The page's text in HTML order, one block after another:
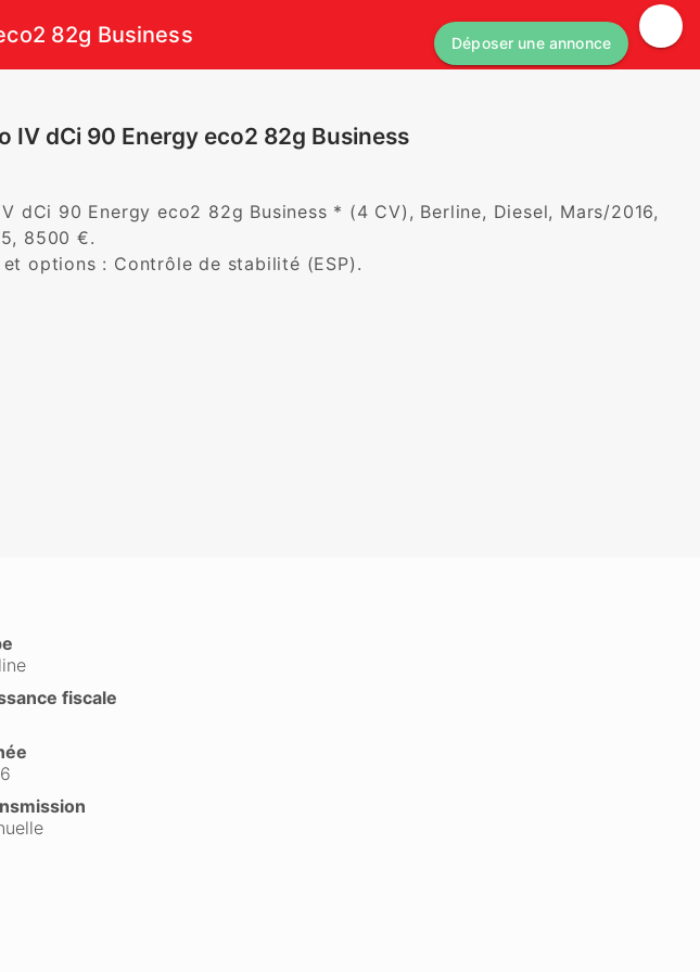
82g Business Déposer une annonce
IV dCi 90 Energy eco2 82g Business
dCi 90 Energy eco2 82g Business * (4 CV), Berline, Diesel, Mars/2016,
8500 €.
et options : Contrôle de stabilité (ESP).
fiscale